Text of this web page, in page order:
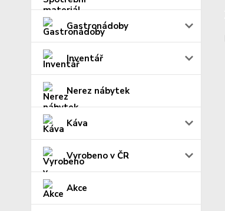
Gastronádoby
Inventář
Nerez nábytek
Káva
Vyrobeno v ČR
Akce